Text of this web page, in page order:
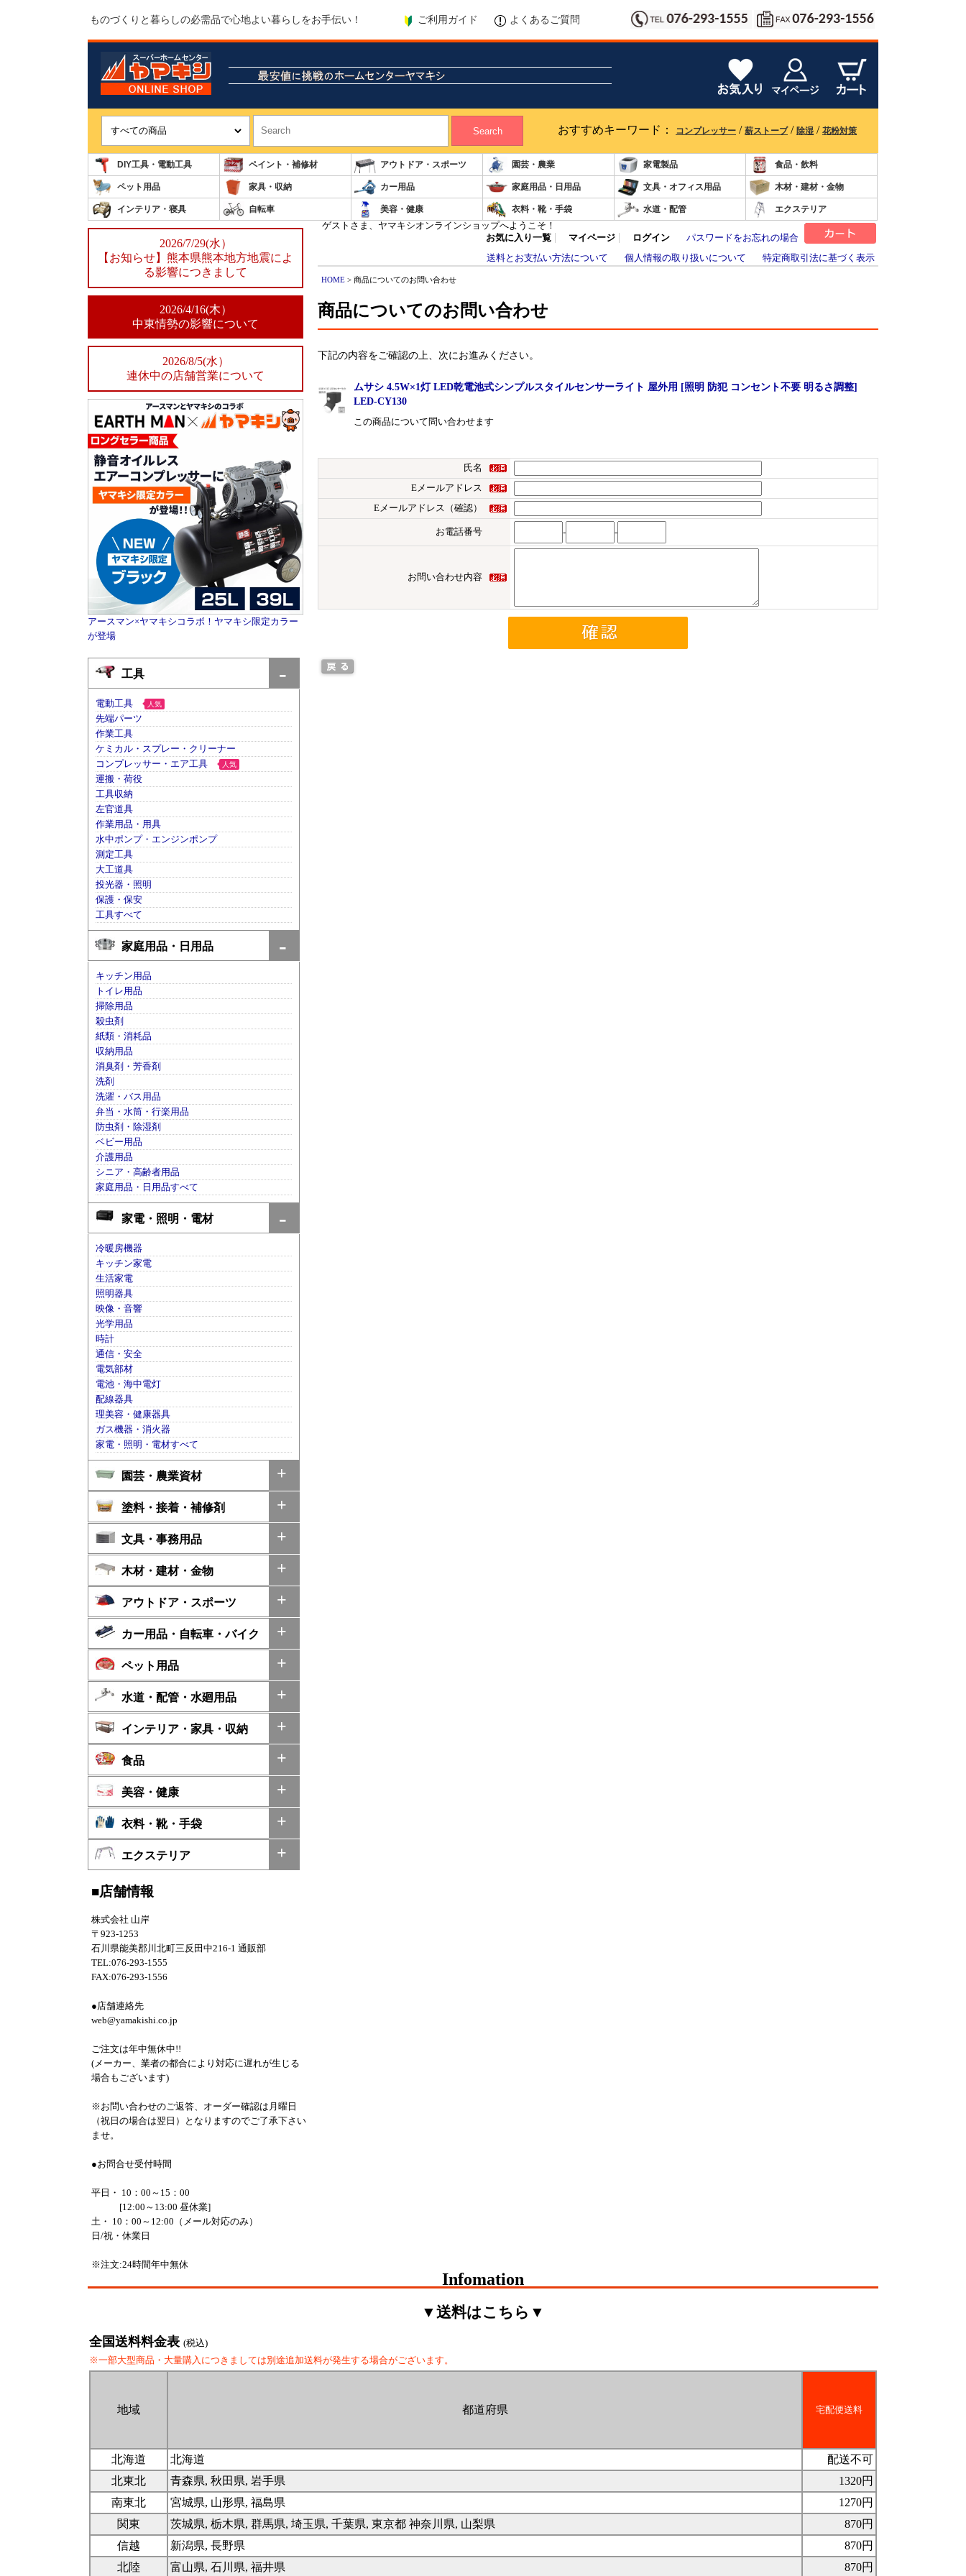
ものづくりと暮らしの必需品で心地よい暮らしをお手伝い！ ご利用ガイド よくあるご質問
Search おすすめキーワード： コンプレッサー / 薪ストーブ/ 除湿 / 花粉対策
DIY工具・電動工具 ペイント・補修材 アウトドア・スポーツ 園芸・農業 家電製品 食品・飲料
ペット用品 家具・収納 カー用品 家庭用品・日用品 文具・オフィス用品 木材・建材・金物
インテリア・寝具 自転車 美容・健康 衣料・靴・手袋 水道・配管 エクステリア
2026/7/29(水）
【お知らせ】熊本県熊本地方地震によ
る影響につきまして
2026/4/16(木）
中東情勢の影響について
2026/8/5(水）
連休中の店舗営業について
アースマン×ヤマキシコラボ！ヤマキシ限定カラー
が登場
工具
電動工具 人気
先端パーツ
作業工具
ケミカル・スプレー・クリーナー
コンプレッサー・エア工具
人気
運搬・荷役
工具収納
左官道具
作業用品・用具
水中ポンプ・エンジンポンプ
測定工具
大工道具
投光器・照明
保護・保安
工具すべて
家庭用品・日用品
キッチン用品
トイレ用品
掃除用品
殺虫剤
紙類・消耗品
収納用品
消臭剤・芳香剤
洗剤
洗濯・バス用品
弁当・水筒・行楽用品
防虫剤・除湿剤
ベビー用品
介護用品
シニア・高齢者用品
家庭用品・日用品すべて
家電・照明・電材
冷暖房機器
キッチン家電
生活家電
照明器具
映像・音響
光学用品
時計
通信・安全
電気部材
電池・海中電灯
配線器具
理美容・健康器具
ガス機器・消火器
家電・照明・電材すべて
園芸・農業資材
塗料・接着・補修剤
文具・事務用品
木材・建材・金物
アウトドア・スポーツ
カー用品・自転車・バイク
ペット用品
水道・配管・水廻用品
インテリア・家具・収納
食品
美容・健康
衣料・靴・手袋
エクステリア
■店舗情報
株式会社 山岸
〒923-1253
石川県能美郡川北町三反田中216-1 通販部
TEL:076-293-1555
FAX:076-293-1556
●店舗連絡先
web@yamakishi.co.jp
ご注文は年中無休中!!
(メーカー、業者の都合により対応に遅れが生じる
場合もございます)
※お問い合わせのご返答、オーダー確認は月曜日
（祝日の場合は翌日）となりますのでご了承下さい
ませ。
●お問合せ受付時間
平日・ 10：00～15：00
[12:00～13:00 昼休業]
土・ 10：00～12:00（メール対応のみ）
日/祝・休業日
※注文:24時間年中無休
ゲストさま、ヤマキシオンラインショップへようこそ！
お気に入り一覧
マイページ ログイン
パスワードをお忘れの場合
送料とお支払い方法について
個人情報の取り扱いについて 特定商取引法に基づく表示
HOME > 商品についてのお問い合わせ
商品についてのお問い合わせ
下記の内容をご確認の上、次にお進みください。
ムサシ 4.5W×1灯 LED乾電池式シンプルスタイルセンサーライト 屋外用 [照明 防犯 コンセント不要 明るさ調整]
LED-CY130
この商品について問い合わせます
氏名
Eメールアドレス
Eメールアドレス（確認）
お電話番号 - -
お問い合わせ内容
Infomation
▼送料はこちら▼
全国送料料金表 (税込)
※一部大型商品・大量購入につきましては別途追加送料が発生する場合がございます。
地域 都道府県 宅配便送料
北海道 北海道
配送不可
北東北
青森県, 秋田県, 岩手県
1320円
南東北
宮城県, 山形県, 福島県
1270円
関東
茨城県, 栃木県, 群馬県, 埼玉県, 千葉県, 東京都 神奈川県, 山梨県
870円
信越
新潟県, 長野県
870円
北陸
富山県, 石川県, 福井県 870円